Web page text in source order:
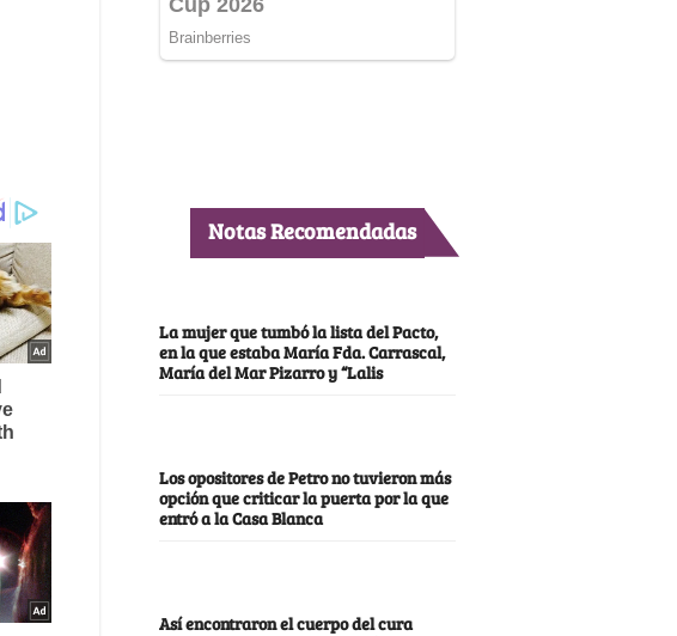
Notas Recomendadas
La mujer que tumbó la lista del Pacto,
en la que estaba María Fda. Carrascal,
María del Mar Pizarro y “Lalis
Los opositores de Petro no tuvieron más
opción que criticar la puerta por la que
entró a la Casa Blanca
Así encontraron el cuerpo del cura